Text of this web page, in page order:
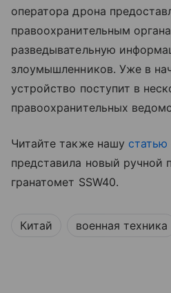
оператора дрона
правоохранительным
разведывательную
злоумышленников. Уже в
устройство поступит в
правоохранительных
Читайте также нашу статью
представила новый ручной
гранатомет SSW40.
Китай военная техника